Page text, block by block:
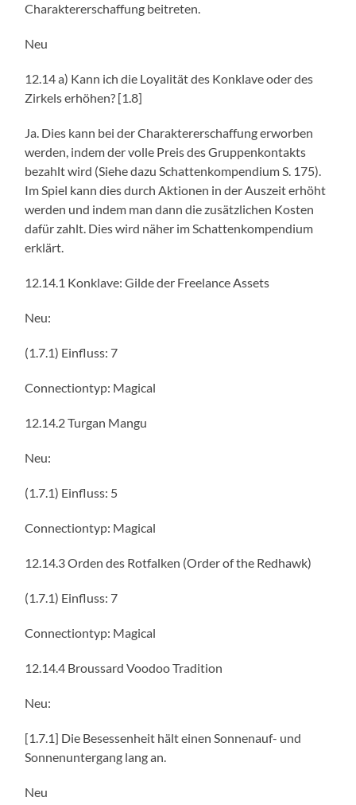
Charaktererschaffung beitreten.
Neu
12.14 a) Kann ich die Loyalität des Konklave oder des
Zirkels erhöhen? [1.8]
Ja. Dies kann bei der Charaktererschaffung erworben
werden, indem der volle Preis des Gruppenkontakts
bezahlt wird (Siehe dazu Schattenkompendium S. 175).
Im Spiel kann dies durch Aktionen in der Auszeit erhöht
werden und indem man dann die zusätzlichen Kosten
dafür zahlt. Dies wird näher im Schattenkompendium
erklärt.
12.14.1 Konklave: Gilde der Freelance Assets
Neu:
(1.7.1) Einfluss: 7
Connectiontyp: Magical
12.14.2 Turgan Mangu
Neu:
(1.7.1) Einfluss: 5
Connectiontyp: Magical
12.14.3 Orden des Rotfalken (Order of the Redhawk)
(1.7.1) Einfluss: 7
Connectiontyp: Magical
12.14.4 Broussard Voodoo Tradition
Neu:
[1.7.1] Die Besessenheit hält einen Sonnenauf- und
Sonnenuntergang lang an.
Neu